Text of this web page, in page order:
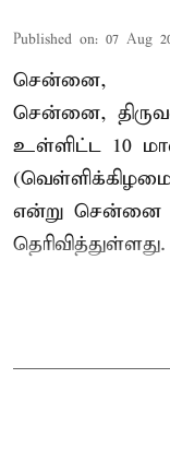
Published on: 07 Aug
சென்னை,
சென்னை,
உள்ளிட்ட 10
என்று சென்னை
தெரிவித்துள்ளது.